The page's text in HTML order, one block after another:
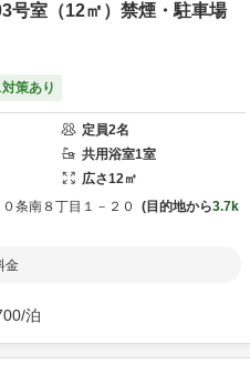
号室（12㎡）禁煙・駐車場
策あり
定員2名
共用浴室1室
広さ12㎡
条南８丁目１－２０ 目的地から3.7k
金
/泊